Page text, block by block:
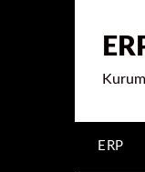
ERP